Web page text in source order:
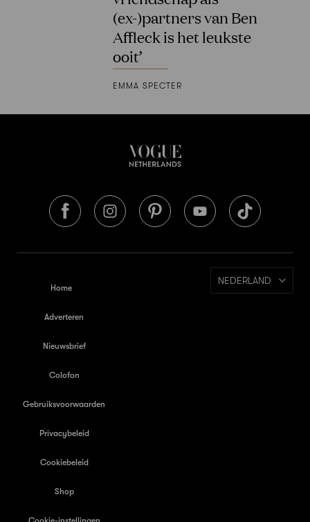
(ex-)partners van Ben
Affleck is het leukste
ooit’
EMMA SPECTER
Home
Adverteren
Nieuwsbrief
Colofon
Gebruiksvoorwaarden
Privacybeleid
Cookiebeleid
Shop
NEDERLAND